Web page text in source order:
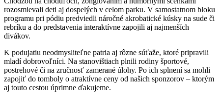
rozosmievali deti aj dospelých v celom parku. V samostatnom bloku
programu pri pódiu predviedli náročné akrobatické kúsky na sude či
rebríku a do predstavenia interaktívne zapojili aj najmenších
divákov.
K podujatiu neodmysliteľne patria aj rôzne súťaže, ktoré pripravili
mladí dobrovoľníci. Na stanovištiach plnili rodiny športové,
postrehové či na zručnosť zamerané úlohy. Po ich splnení sa mohli
zapojiť do tomboly o atraktívne ceny od našich sponzorov – ktorým
aj touto cestou úprimne ďakujeme.